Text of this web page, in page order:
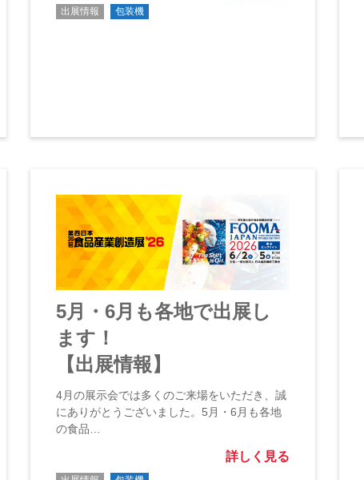
出展情報 包装機
5月・6月も各地で出展し
ます！
【出展情報】
4月の展示会では多くのご来場をいただき、誠
にありがとうございました。5月・6月も各地
の食品…
詳しく見る